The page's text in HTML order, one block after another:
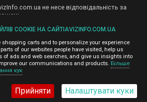
не несе відповідальність за
інформацію зареєстрованих користувачів
особам. Ми не відповідаємо за правила
на які посилається AvizInfo.com.ua. На
сайту представлена реклама Google
Щоб дізнатися детальніше про
Google
COOKIE НА САЙТІAVIZINFO.COM.UA
shopping carts and to personalize your experience
of our websites people have visited, help us
of ads and web searches, and give us insights into
our communications and products. Більше
кук
Прийняти Налаштувати куки